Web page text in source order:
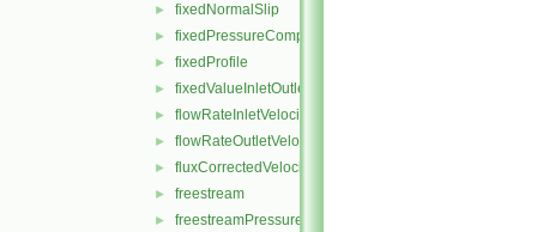
► fixedNormalSlip
► fixedPressureCompressibleDensity
► fixedProfile
► fixedValueInletOutlet
► flowRateInletVelocity
► flowRateOutletVelocity
► fluxCorrectedVelocity
► freestream
► freestreamPressure